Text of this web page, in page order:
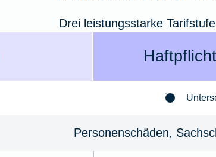
Drei leistungsstarke
Per­so­nenschäden,